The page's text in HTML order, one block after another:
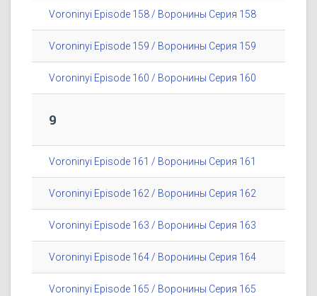
Voroninyi Episode 158 / Воронины Серия 158
Voroninyi Episode 159 / Воронины Серия 159
Voroninyi Episode 160 / Воронины Серия 160
9
Voroninyi Episode 161 / Воронины Серия 161
Voroninyi Episode 162 / Воронины Серия 162
Voroninyi Episode 163 / Воронины Серия 163
Voroninyi Episode 164 / Воронины Серия 164
Voroninyi Episode 165 / Воронины Серия 165